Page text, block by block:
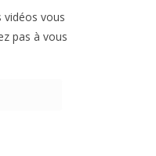
vidéos vous
pas à vous